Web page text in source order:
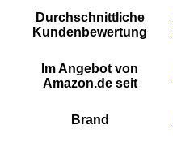
Durchschnittliche
Kundenbewertung
Im Angebot von
Amazon.de seit
Brand